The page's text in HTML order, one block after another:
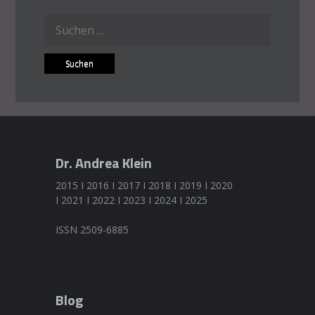
nach:
Dr. Andrea Klein
2015 I 2016 I 2017 I 2018 I 2019 I 2020
I 2021 I 2022 I 2023 I 2024 I 2025
ISSN 2509-6885
Blog